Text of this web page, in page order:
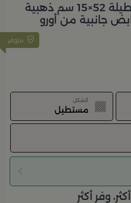
صينية تقديم مستطيلة 52×15 سم ذهبية
جانبية من أورو
متوفر
الشكل
مستطيل
وفر أكثر